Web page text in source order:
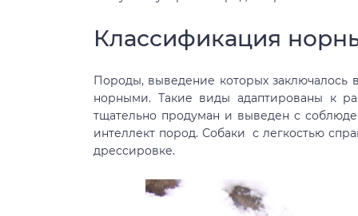
Классификация
Породы, выведение которых заключалось
норными. Такие виды адаптированы к
тщательно продуман и выведен с
интеллект пород. Собаки с легкостью
дрессировке.